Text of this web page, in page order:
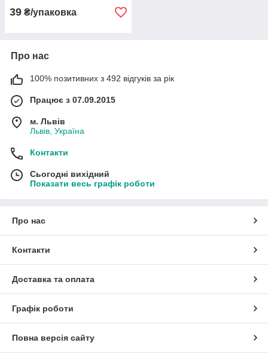
39 ₴/упаковка
Про нас
100% позитивних з 492 відгуків за рік
Працює з 07.09.2015
м. Львів
Львів, Україна
Контакти
Сьогодні вихідний
Показати весь графік роботи
Про нас
Контакти
Доставка та оплата
Графік роботи
Повна версія сайту